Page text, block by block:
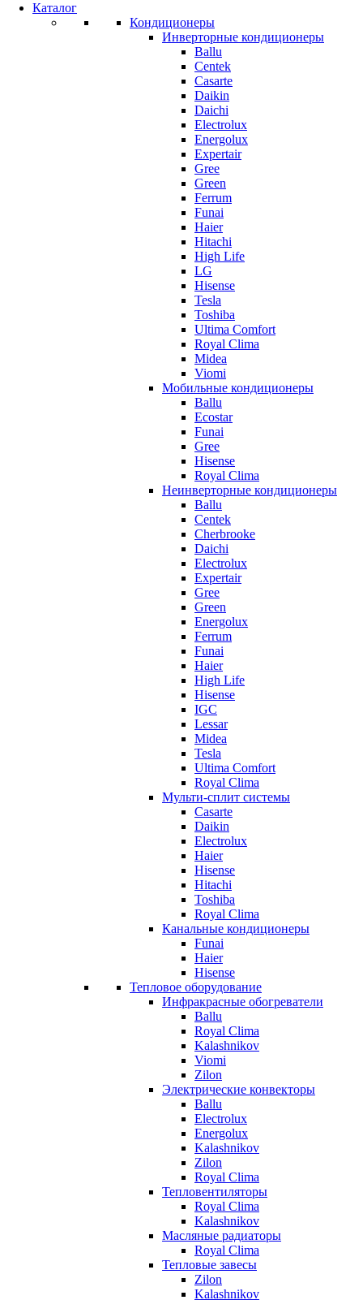
Каталог
Кондиционеры
Инверторные кондиционеры
Ballu
Centek
Casarte
Daikin
Daichi
Electrolux
Energolux
Expertair
Gree
Green
Ferrum
Funai
Haier
Hitachi
High Life
LG
Hisense
Tesla
Toshiba
Ultima Comfort
Royal Clima
Midea
Viomi
Мобильные кондиционеры
Ballu
Ecostar
Funai
Gree
Hisense
Royal Clima
Неинверторные кондиционеры
Ballu
Centek
Cherbrooke
Daichi
Electrolux
Expertair
Gree
Green
Energolux
Ferrum
Funai
Haier
High Life
Hisense
IGC
Lessar
Midea
Tesla
Ultima Comfort
Royal Clima
Мульти-сплит системы
Casarte
Daikin
Electrolux
Haier
Hisense
Hitachi
Toshiba
Royal Clima
Канальные кондиционеры
Funai
Haier
Hisense
Тепловое оборудование
Инфракрасные обогреватели
Ballu
Royal Clima
Kalashnikov
Viomi
Zilon
Электрические конвекторы
Ballu
Electrolux
Energolux
Kalashnikov
Zilon
Royal Clima
Тепловентиляторы
Royal Clima
Kalashnikov
Масляные радиаторы
Royal Clima
Тепловые завесы
Zilon
Kalashnikov